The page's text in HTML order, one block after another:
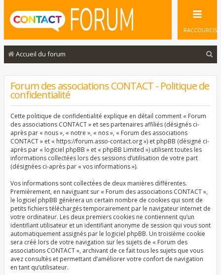
RACCOURCIS
Accueil du forum
Forum des associations CONTACT - Politique de
confidentialité
Cette politique de confidentialité explique en détail comment « Forum
des associations CONTACT » et ses partenaires affiliés (désignés ci-
après par « nous », « notre », « nos », « Forum des associations
CONTACT » et « https://forum.asso-contact.org ») et phpBB (désigné ci-
après par « logiciel phpBB » et « phpBB Limited ») utilisent toutes les
informations collectées lors des sessions d’utilisation de votre part
(désignées ci-après par « vos informations »).
Vos informations sont collectées de deux manières différentes.
Premièrement, en naviguant sur « Forum des associations CONTACT »,
le logiciel phpBB génèrera un certain nombre de cookies qui sont de
petits fichiers téléchargés temporairement par le navigateur internet de
votre ordinateur. Les deux premiers cookies ne contiennent qu’un
identifiant utilisateur et un identifiant anonyme de session qui vous sont
automatiquement assignés par le logiciel phpBB. Un troisième cookie
sera créé lors de votre navigation sur les sujets de « Forum des
associations CONTACT », archivant de ce fait tous les sujets que vous
avez consultés et permettant d’améliorer votre confort de navigation
en tant qu’utilisateur.